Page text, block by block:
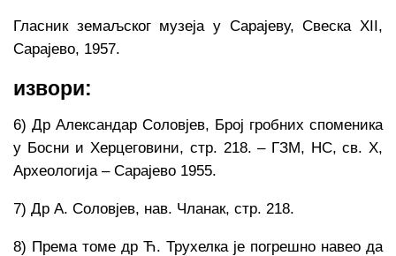
Гласник земаљског музеја у Сарајеву, Свеска XII,
Сарајево, 1957.
извори:
6) Др Александар Соловјев, Број гробних споменика
у Босни и Херцеговини, стр. 218. – ГЗМ, НС, св. Х,
Археологија – Сарајево 1955.
7) Др А. Соловјев, нав. Чланак, стр. 218.
8) Према томе др Ћ. Трухелка је погрешно навео да